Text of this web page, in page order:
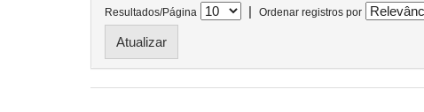
Resultados/Página | Ordenar registros por